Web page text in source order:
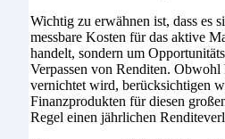
Wichtig zu erwähnen ist, dass es
messbare Kosten für das aktive
handelt, sondern um
Verpassen von Renditen.
vernichtet wird, berücksichtigen
Finanzprodukten für diesen
Regel einen jährlichen